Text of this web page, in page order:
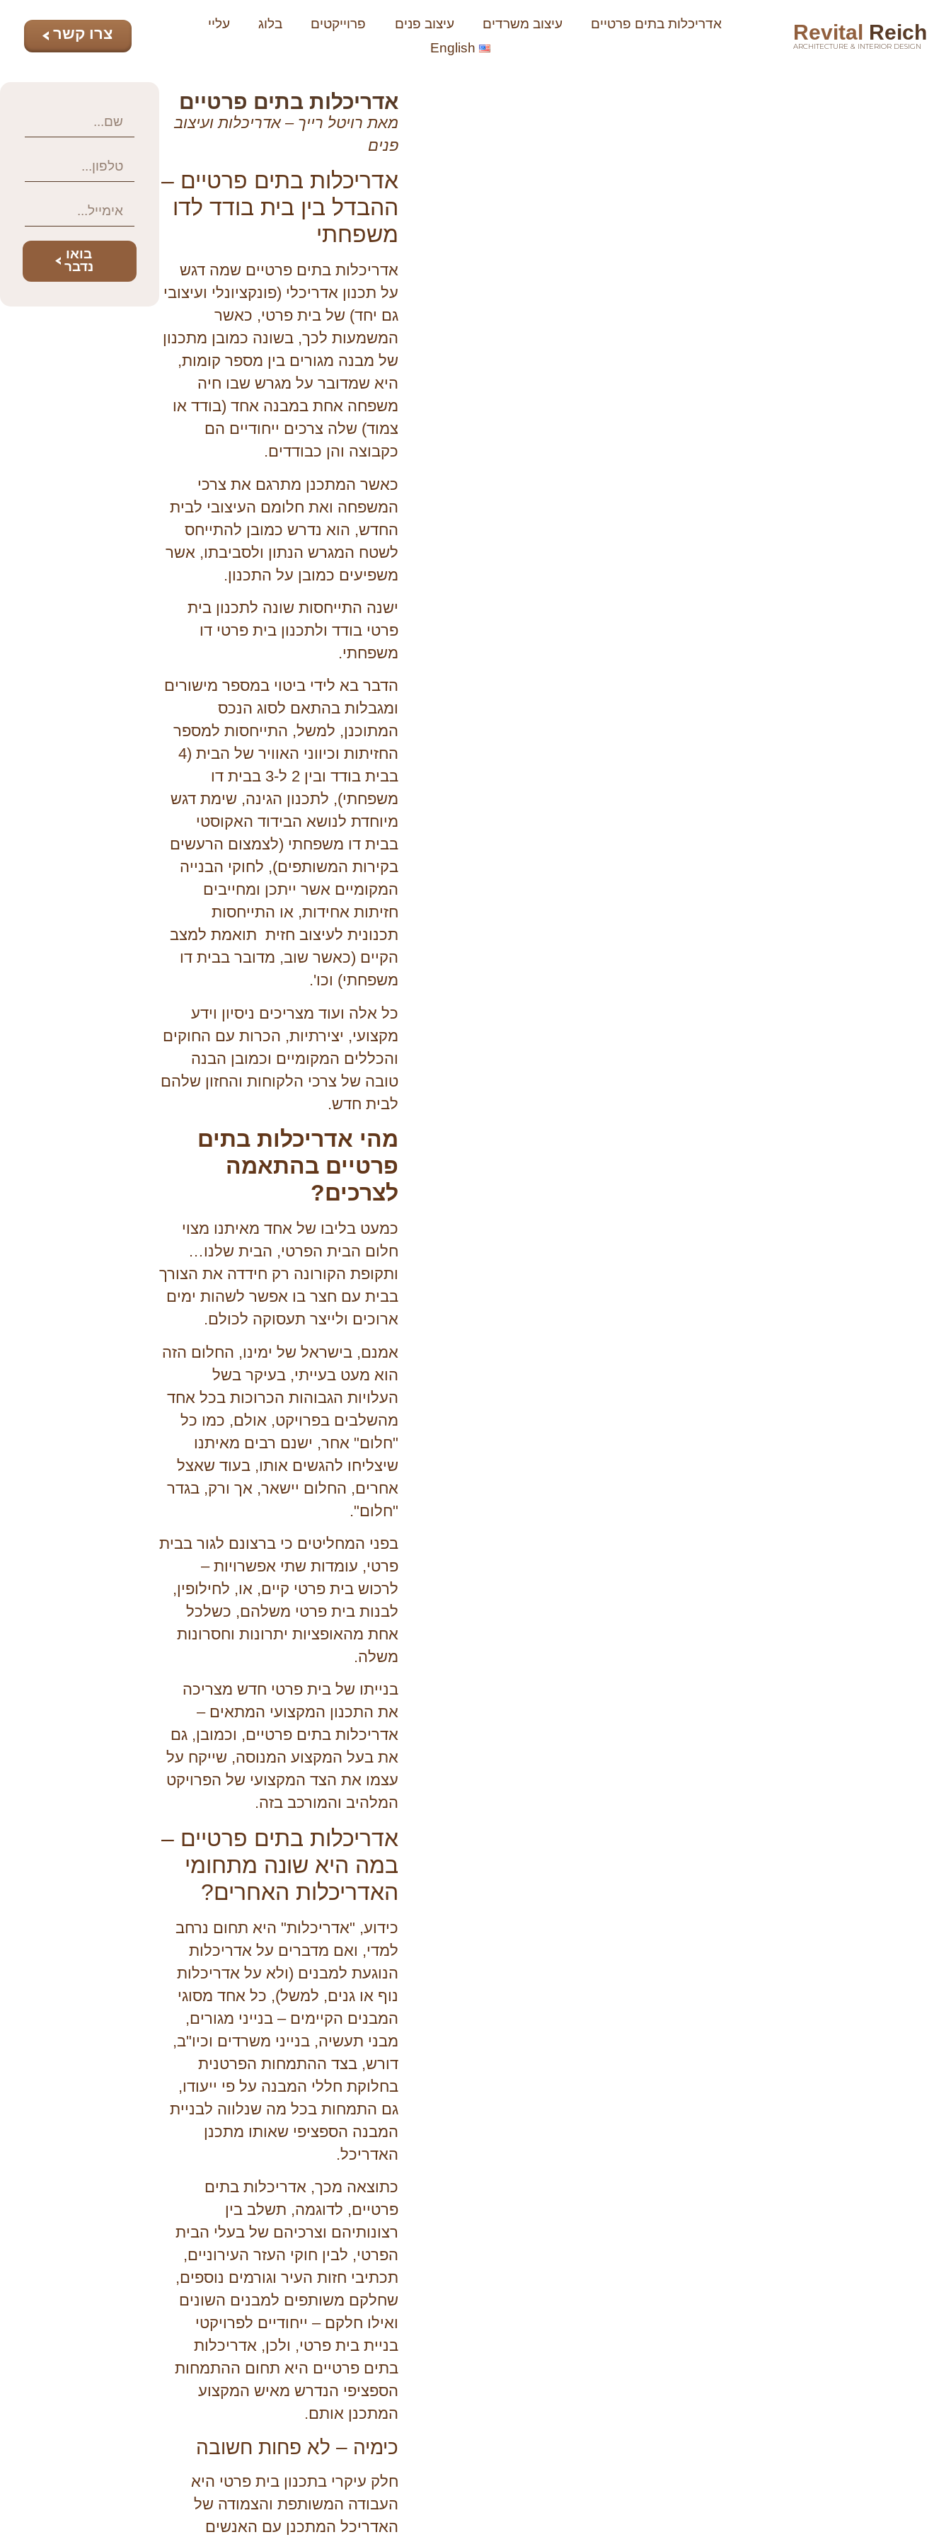
Revital Reich
ARCHITECTURE & INTERIOR DESIGN
אדריכלות בתים פרטיים עיצוב משרדים עיצוב פנים פרוייקטים בלוג
עליי
English
צרו קשר
אדריכלות בתים פרטיים
מאת רויטל רייך – אדריכלות ועיצוב
פנים
אדריכלות בתים פרטיים –
ההבדל בין בית בודד לדו
משפחתי
אדריכלות בתים פרטיים שמה דגש
על תכנון אדריכלי (פונקציונלי ועיצובי
גם יחד) של בית פרטי, כאשר
המשמעות לכך, בשונה כמובן מתכנון
של מבנה מגורים בין מספר קומות,
היא שמדובר על מגרש שבו חיה
משפחה אחת במבנה אחד (בודד או
צמוד) שלה צרכים ייחודיים הם
כקבוצה והן כבודדים.
כאשר המתכנן מתרגם את צרכי
המשפחה ואת חלומם העיצובי לבית
החדש, הוא נדרש כמובן להתייחס
לשטח המגרש הנתון ולסביבתו, אשר
משפיעים כמובן על התכנון.
ישנה התייחסות שונה לתכנון בית
פרטי בודד ולתכנון בית פרטי דו
משפחתי.
הדבר בא לידי ביטוי במספר מישורים
ומגבלות בהתאם לסוג הנכס
המתוכנן, למשל, התייחסות למספר
החזיתות וכיווני האוויר של הבית (4
בבית בודד ובין 2 ל-3 בבית דו
משפחתי), לתכנון הגינה, שימת דגש
מיוחדת לנושא הבידוד האקוסטי
בבית דו משפחתי (לצמצום הרעשים
בקירות המשותפים), לחוקי הבנייה
המקומיים אשר ייתכן ומחייבים
חזיתות אחידות, או התייחסות
תכנונית לעיצוב חזית תואמת למצב
הקיים (כאשר שוב, מדובר בבית דו
משפחתי) וכו'.
כל אלה ועוד מצריכים ניסיון וידע
מקצועי, יצירתיות, הכרות עם החוקים
והכללים המקומיים וכמובן הבנה
טובה של צרכי הלקוחות והחזון שלהם
לבית חדש.
מהי אדריכלות בתים
פרטיים בהתאמה
לצרכים?
כמעט בליבו של אחד מאיתנו מצוי
חלום הבית הפרטי, הבית שלנו…
ותקופת הקורונה רק חידדה את הצורך
בבית עם חצר בו אפשר לשהות ימים
ארוכים ולייצר תעסוקה לכולם.
אמנם, בישראל של ימינו, החלום הזה
הוא מעט בעייתי, בעיקר בשל
העלויות הגבוהות הכרוכות בכל אחד
מהשלבים בפרויקט, אולם, כמו כל
"חלום" אחר, ישנם רבים מאיתנו
שיצליחו להגשים אותו, בעוד שאצל
אחרים, החלום יישאר, אך ורק, בגדר
"חלום".
בפני המחליטים כי ברצונם לגור בבית
פרטי, עומדות שתי אפשרויות –
לרכוש בית פרטי קיים, או, לחילופין,
לבנות בית פרטי משלהם, כשלכל
אחת מהאופציות יתרונות וחסרונות
משלה.
בנייתו של בית פרטי חדש מצריכה
את התכנון המקצועי המתאים –
אדריכלות בתים פרטיים, וכמובן, גם
את בעל המקצוע המנוסה, שייקח על
עצמו את הצד המקצועי של הפרויקט
המלהיב והמורכב בזה.
אדריכלות בתים פרטיים –
במה היא שונה מתחומי
האדריכלות האחרים?
כידוע, "אדריכלות" היא תחום נרחב
למדי, ואם מדברים על אדריכלות
הנוגעת למבנים (ולא על אדריכלות
נוף או גנים, למשל), כל אחד מסוגי
המבנים הקיימים – בנייני מגורים,
מבני תעשיה, בנייני משרדים וכיו"ב,
דורש, בצד ההתמחות הפרטנית
בחלוקת חללי המבנה על פי ייעודו,
גם התמחות בכל מה שנלווה לבניית
המבנה הספציפי שאותו מתכנן
האדריכל.
כתוצאה מכך, אדריכלות בתים
פרטיים, לדוגמה, תשלב בין
רצונותיהם וצרכיהם של בעלי הבית
הפרטי, לבין חוקי העזר העירוניים,
תכתיבי חזות העיר וגורמים נוספים,
שחלקם משותפים למבנים השונים
ואילו חלקם – ייחודיים לפרויקטי
בניית בית פרטי, ולכן, אדריכלות
בתים פרטיים היא תחום ההתמחות
הספציפי הנדרש מאיש המקצוע
המתכנן אותם.
כימיה – לא פחות חשובה
חלק עיקרי בתכנון בית פרטי היא
העבודה המשותפת והצמודה של
האדריכל המתכנן עם האנשים
בואו
נדבר